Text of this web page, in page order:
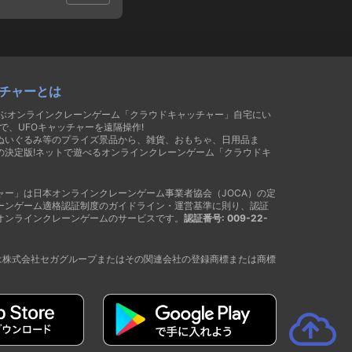
ャーとは
オンラインクレーンゲーム「クラウドキャッチャー」自宅にい
、UFOキャッチャーを遠隔操作!
いぐるみ等のプライズ景品から、雑貨、おもちゃ、日用品ま
決定版!ネットで遊べるオンラインクレーンゲーム「クラウドキ
ー」は日本オンラインクレーンゲーム事業者協会（JOCA）の定
ンゲーム適格認証制度のガイドライン・運営基準に則り、認証
ラインクレーンゲームのサービスです。 認証番号: 009-22-
式会社セガグループまたはその関連会社の登録商標または商標